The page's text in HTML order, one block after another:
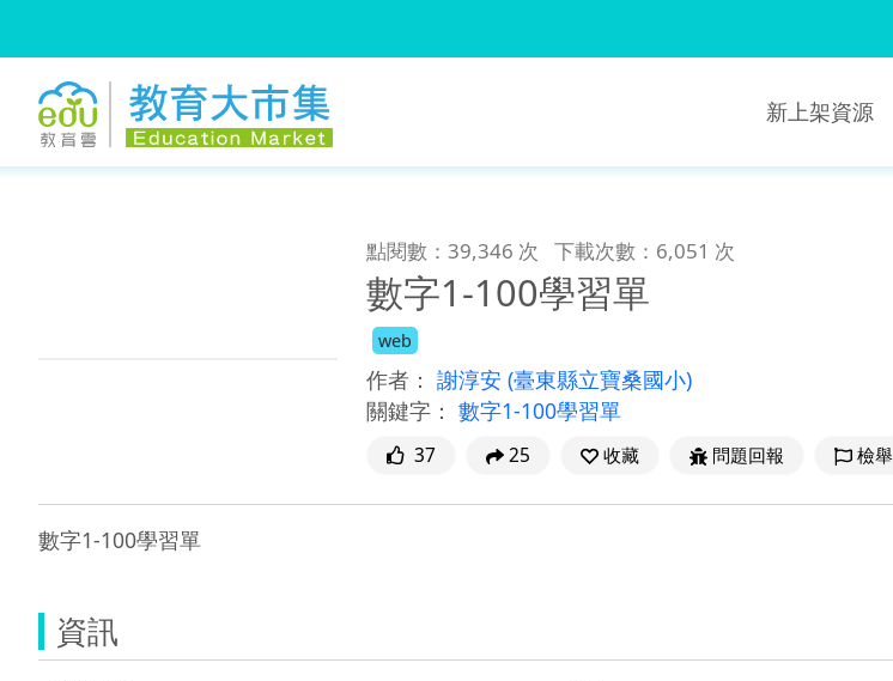
新上架資源
點閱數：39,346 次 下載次數：6,051 次
數字1-100學習單
web
作者： 謝淳安 (臺東縣立寶桑國小)
關鍵字： 數字1-100學習單
37 25 收藏 問題回報 檢舉
數字1-100學習單
資訊